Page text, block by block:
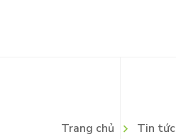
Tin tuyển dụng
Trang chủ Tin tức